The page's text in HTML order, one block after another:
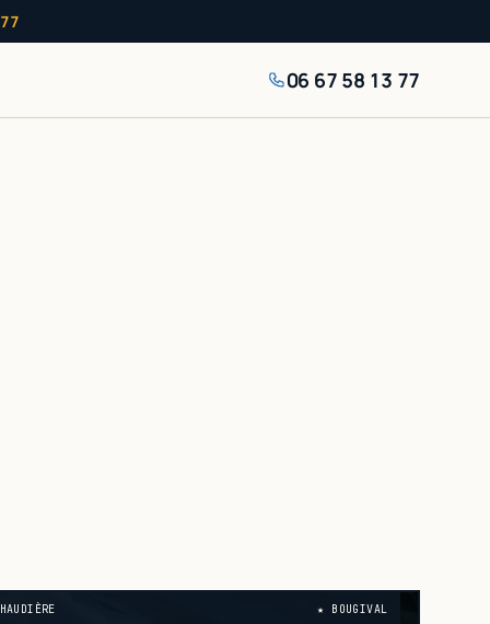
06 67 58 13 77
★ BOUGIVAL